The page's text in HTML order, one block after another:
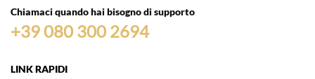
Chiamaci quando hai bisogno di supporto
+39 080 300 2694
LINK RAPIDI